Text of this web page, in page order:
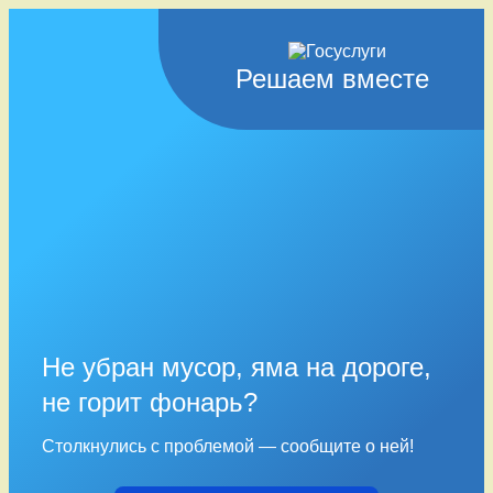
Решаем вместе
Не убран мусор, яма на дороге,
не горит фонарь?
Столкнулись с проблемой — сообщите о ней!